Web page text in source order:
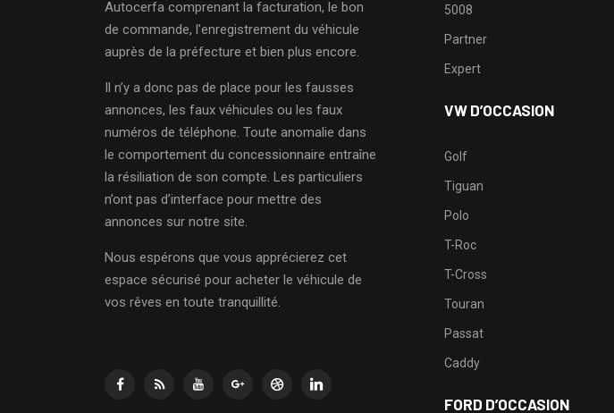
Autocerfa comprenant la facturation, le bon
de commande, l’enregistrement du véhicule
auprès de la préfecture et bien plus encore.
Il n’y a donc pas de place pour les fausses
annonces, les faux véhicules ou les faux
numéros de téléphone. Toute anomalie dans
le comportement du concessionnaire entraîne
la résiliation de son compte. Les particuliers
n’ont pas d’interface pour mettre des
annonces sur notre site.
Nous espérons que vous apprécierez cet
espace sécurisé pour acheter le véhicule de
vos rêves en toute tranquillité.
5008
Partner
Expert
VW D’OCCASION
Golf
Tiguan
Polo
T-Roc
T-Cross
Touran
Passat
Caddy
FORD D’OCCASION